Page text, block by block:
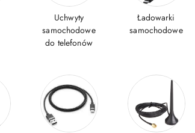
Uchwyty
samochodowe
do telefonów
Ładowarki
samochodowe